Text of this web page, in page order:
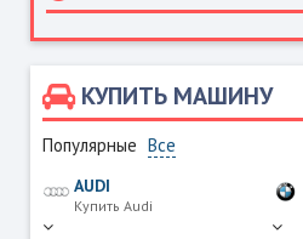
КУПИТЬ МАШИНУ
Популярные Все
AUDI
Купить Audi